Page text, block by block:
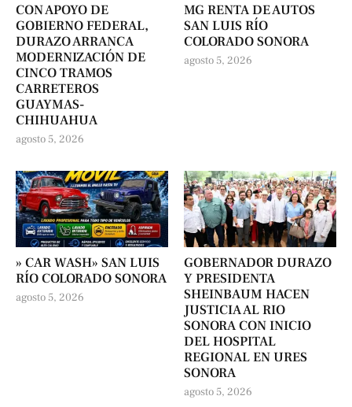
CON APOYO DE
GOBIERNO FEDERAL,
DURAZO ARRANCA
MODERNIZACIÓN DE
CINCO TRAMOS
CARRETEROS
GUAYMAS-
CHIHUAHUA
agosto 5, 2026
MG RENTA DE AUTOS
SAN LUIS RÍO
COLORADO SONORA
agosto 5, 2026
» CAR WASH» SAN LUIS
RÍO COLORADO SONORA
agosto 5, 2026
GOBERNADOR DURAZO
Y PRESIDENTA
SHEINBAUM HACEN
JUSTICIA AL RIO
SONORA CON INICIO
DEL HOSPITAL
REGIONAL EN URES
SONORA
agosto 5, 2026